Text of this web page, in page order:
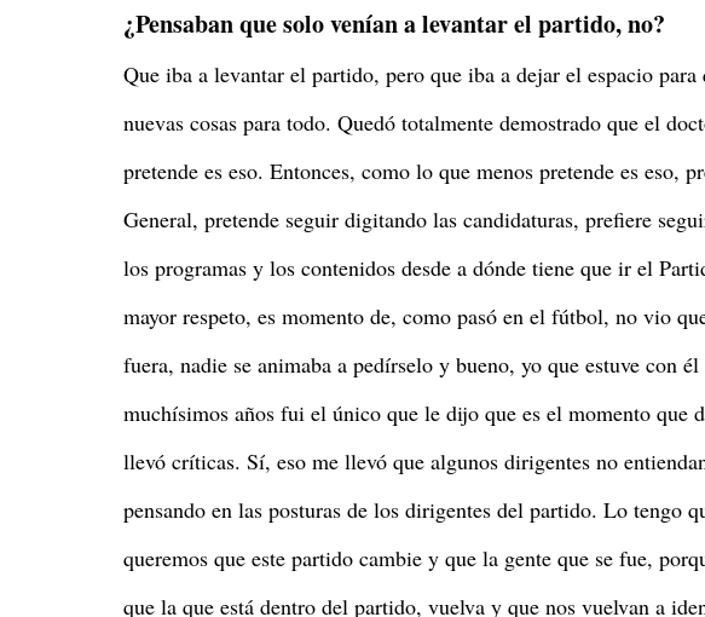
¿Pensaban que solo venían a levantar el partido, no?
Que iba a levantar el partido, pero que iba a dejar el espacio
nuevas cosas para todo. Quedó totalmente demostrado que el
pretende es eso. Entonces, como lo que menos pretende es eso,
General, pretende seguir digitando las candidaturas, prefiere
los programas y los contenidos desde a dónde tiene que ir el
mayor respeto, es momento de, como pasó en el fútbol, no vio
fuera, nadie se animaba a pedírselo y bueno, yo que estuve con
muchísimos años fui el único que le dijo que es el momento que
llevó críticas. Sí, eso me llevó que algunos dirigentes no
pensando en las posturas de los dirigentes del partido. Lo tengo
queremos que este partido cambie y que la gente que se fue,
que la que está dentro del partido, vuelva y que nos vuelvan a